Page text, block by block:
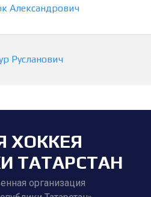
Александрович
Русланович
ХОККЕЯ
ТАТАРСТАН
организация